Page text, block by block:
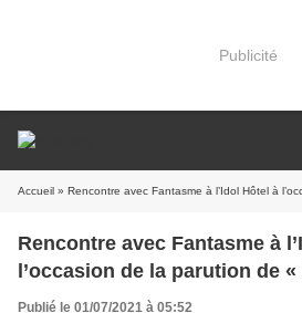
Publicité
Accueil » Rencontre avec Fantasme à l’Idol Hôtel à
Rencontre avec Fantasme à
l’occasion de la parution de
Publié le 01/07/2021 à 05:52